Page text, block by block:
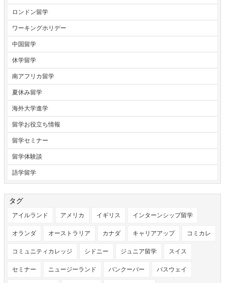
ロンドン留学
ワーキングホリデー
中国留学
休学留学
南アフリカ留学
夏休み留学
海外大学進学
留学お役立ち情報
留学セミナー
留学体験談
語学留学
タグ
アイルランド アメリカ イギリス インターンシップ留学
オランダ オーストラリア カナダ キャリアアップ コミカレ
コミュニティカレッジ シドニー ジュニア留学 スイス
セミナー ニュージーランド バンクーバー パスウェイ